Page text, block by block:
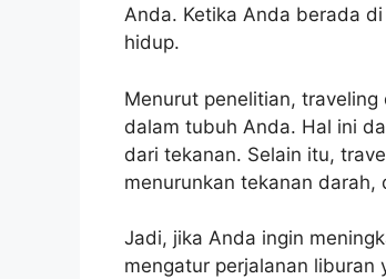
Anda. Ketika Anda berada
hidup.
Menurut penelitian,
dalam tubuh Anda. Hal ini
dari tekanan. Selain itu,
menurunkan tekanan
Jadi, jika Anda ingin
mengatur perjalanan liburan